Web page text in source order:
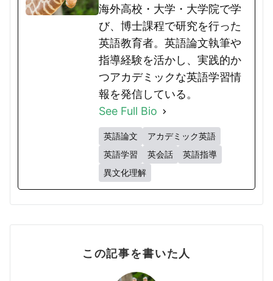
海外高校・大学・大学院で学
び、博士課程で研究を行った
英語教育者。英語論文執筆や
指導経験を活かし、実践的か
つアカデミックな英語学習情
報を発信している。
See Full Bio
英語論文
アカデミック英語
英語学習
英会話
英語指導
異文化理解
この記事を書いた人